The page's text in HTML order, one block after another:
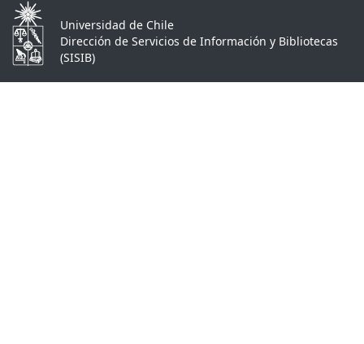
Universidad de Chile
Dirección de Servicios de Información y Bibliotecas
(SISIB)